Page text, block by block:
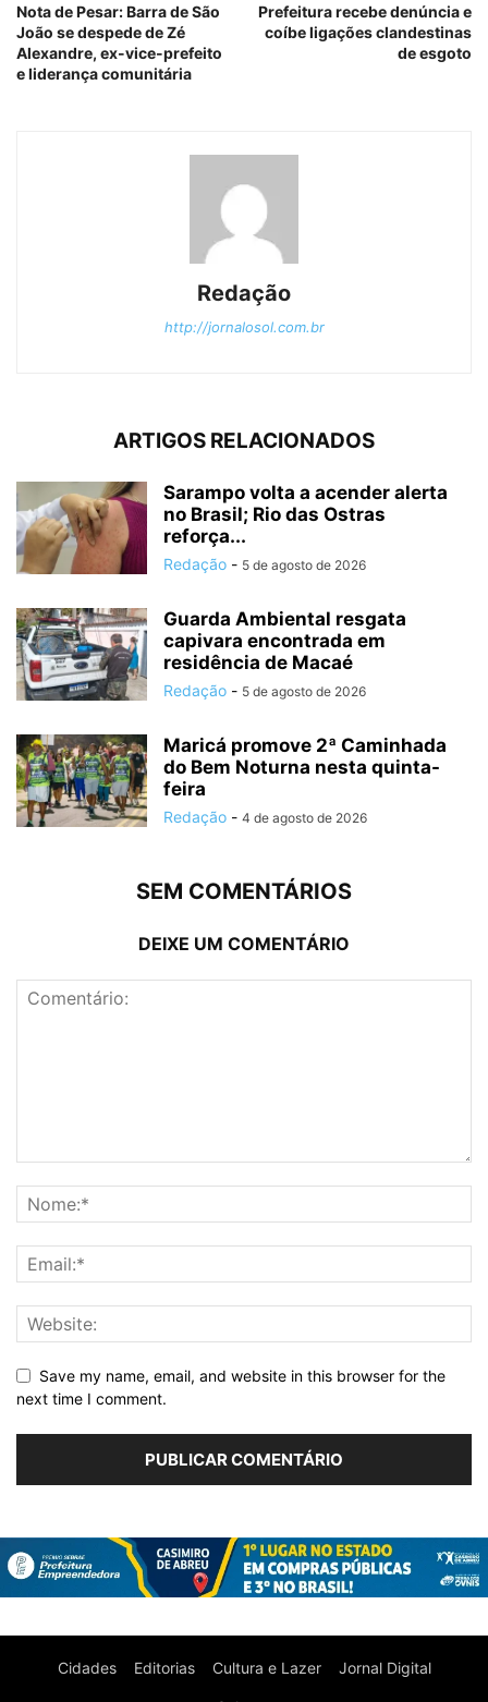
Nota de Pesar: Barra de São
João se despede de Zé
Alexandre, ex-vice-prefeito
e liderança comunitária
Prefeitura recebe denúncia e
coíbe ligações clandestinas
de esgoto
Redação
http://jornalosol.com.br
ARTIGOS RELACIONADOS
Sarampo volta a acender alerta
no Brasil; Rio das Ostras
reforça...
Redação - 5 de agosto de 2026
Guarda Ambiental resgata
capivara encontrada em
residência de Macaé
Redação - 5 de agosto de 2026
Maricá promove 2ª Caminhada
do Bem Noturna nesta quinta-
feira
Redação - 4 de agosto de 2026
SEM COMENTÁRIOS
DEIXE UM COMENTÁRIO
Save my name, email, and website in this browser for the
next time I comment.
Cidades Editorias Cultura e Lazer Jornal Digital